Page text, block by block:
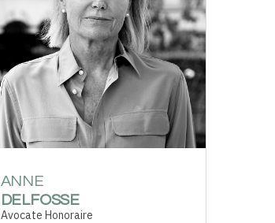
ANNE
DELFOSSE
Avocate Honoraire